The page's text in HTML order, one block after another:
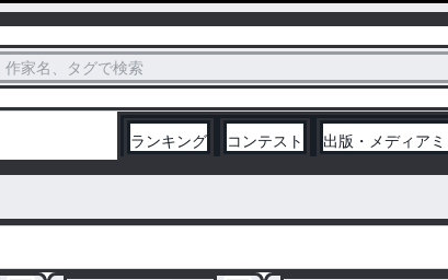
作家名、タグで検索
ランキング コンテスト 出版・メディア